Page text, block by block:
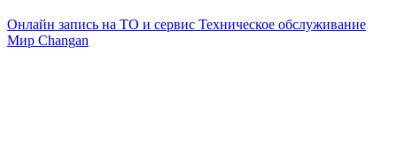
Онлайн запись на ТО и сервис Техническое обслуживание
Мир Changan